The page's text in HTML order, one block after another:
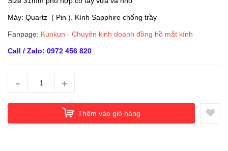
Máy: Quartz ( Pin ). Kính Sapphire chống trầy
Fanpage: Kunkun - Chuyên kinh doanh đồng hồ mắt kính
Call / Zalo: 0972 456 820
- +
Thêm vào giỏ hàng